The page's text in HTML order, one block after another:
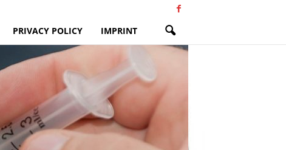
PRIVACY POLICY IMPRINT